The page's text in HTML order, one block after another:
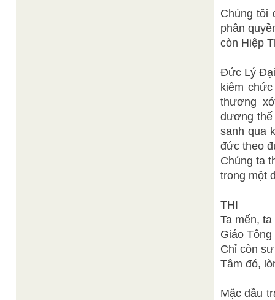
Chúng tôi
phân
còn Hiệp
Đức Lý Đại
kiêm
thương
dương thế
sanh qua
đức theo
Chúng ta
trong một
THI
Ta mến,
Giáo
Chỉ còn
Tâm đó,
Mặc dầu